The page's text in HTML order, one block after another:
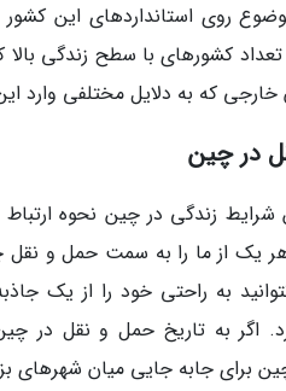
روی استانداردهای این کشور
کشورهای با سطح زندگی
که به دلایل مختلفی وارد
در چین
شرایط زندگی در چین نحوه
هر یک از ما را به سمت حمل و نقل
به راحتی خود را از یک
اگر به تاریخ حمل و نقل در
برای جابه جایی میان شهرهای